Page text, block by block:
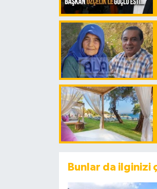
Bunlar da ilginizi